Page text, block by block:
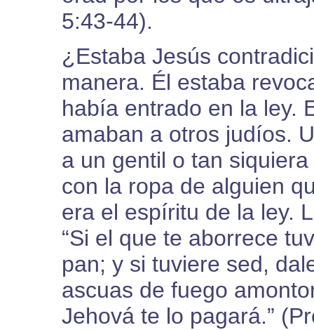
5:43-44).
¿Estaba Jesús
manera. Él estaba
había entrado en la ley.
amaban a otros judíos.
a un gentil o tan
con la ropa de alguien
era el espíritu de la ley.
“Si el que te aborrece
pan; y si tuviere sed,
ascuas de fuego
Jehová te lo pagará.”